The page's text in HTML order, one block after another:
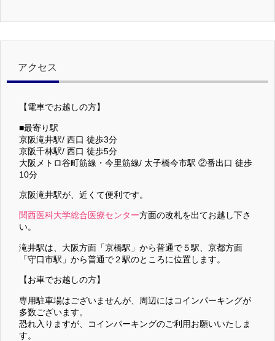
アクセス
【電車でお越しの方】
■最寄り駅
京阪滝井駅/ 西口 徒歩3分
京阪千林駅/ 西口 徒歩5分
大阪メトロ谷町筋線・今里筋線/ 太子橋今市駅 ②番出口 徒歩
10分
京阪滝井駅が、近くて便利です。
関西医科大学総合医療センター方面の改札を出てお越し下さ
い。
滝井駅は、大阪方面「京橋駅」から普通で５駅、京都方面
「守口市駅」から普通で２駅のところに位置します。
【お車でお越しの方】
専用駐車場はございませんが、周辺にはコインパーキングが
多数ございます。
恐れ入りますが、コインパーキングのご利用お願いいたしま
す。